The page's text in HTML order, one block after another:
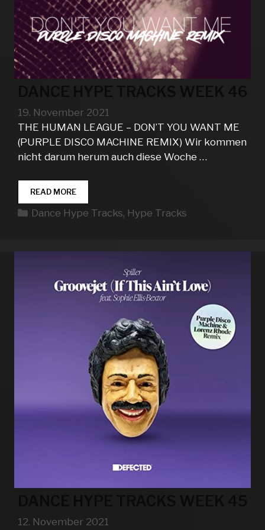
19. November 2021
THE HUMAN LEAGUE – DON’T YOU WANT ME
(PURPLE DISCO MACHINE REMIX) Wir kommen
nicht darum herum auch diese Woche …
READ MOREDANCE
HYPE
TRACKS
Kategorien
Dance Hype Tracks, Hype Tracks
12. November 2021